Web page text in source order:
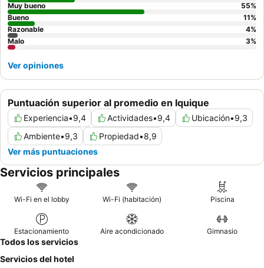
calle.
Puntuación superior al promedio en Iquique
Experiencia•9,4 Actividades•9,4 Ubicación•9,3
Ambiente•9,3 Propiedad•8,9
Ver más puntuaciones
Muy bueno
55%
Bueno
11%
Razonable
4%
Malo
3%
Ver opiniones
Servicios principales
Wi-Fi en el lobby Wi-Fi (habitación) Piscina
Estacionamiento Aire acondicionado Gimnasio
Todos los servicios
Servicios del hotel